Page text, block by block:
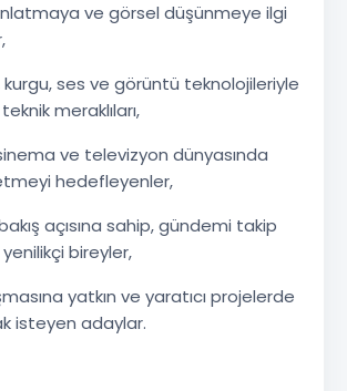
ve görsel düşünmeye ilgi
ses ve görüntü teknolojileriyle
meraklıları,
ve televizyon dünyasında
hedefleyenler,
açısına sahip, gündemi takip
bireyler,
yatkın ve yaratıcı projelerde
isteyen adaylar.